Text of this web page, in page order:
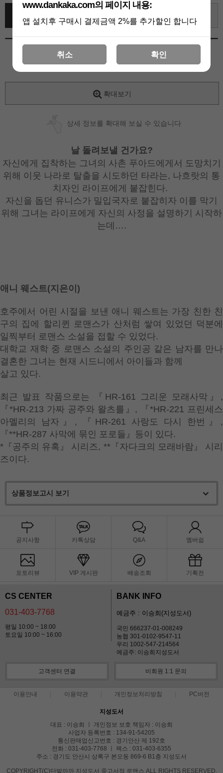
확대보기
상세 정보를 확대해 보실 수 있습니다
날 돌려보낼 건가요?
자신에게 집착하는 그녀의 사촌 푸아드에게서 도망치기
위해 이웃 나라로 탈출을 시도하던 타라는, 나흐랏의 통
치자인 라이프에게 붙잡힌다.
자신을 돕던 유니스가 밀입국자로 붙잡히자 이를 막기
위해 그녀는 라이프에게 자신의 사정을 설명하기 시작하
는데….
애니 웨스트(지은이)
호주에서 어린 시절을 보낸 애니 웨스트는 가장 친한 친
구의 집에 할리퀸 로맨스가 산처럼 쌓여 있었던 덕분에
일찍부터 로맨스 소설을 접할 수 있었다.
대학교 재학 중 로맨스 소설의 주인공 같은 남자를 만나
결혼한 그녀는 현재 시드니에서 아이들과 함께
살고 있다.
최근 발표 작품으로는 『HR-161 그리운 모래사막』,
『*HR-213 가짜 공주와 왈츠를』, 『*HR-221 프린세스
아멜리의 남자』, 『HR-261 사랑도 다시 한번』,
『**HR-287 사막에 묶인 포로들』등이 있다.
*『공주의 유혹』 시리즈, **『자다크의 모래바람』 시리
즈이다.
상품정보고시 보기
공지사항 카톡상담 Q&A 멤버쉽
포토리뷰 VIP 게시판 배송조회 기획전
CS CENTER
031-403-7768
평일 10:00 ~ 18:00
토요일 10:00 ~ 16:00
BANK INFO
예금주 : 이승희(지성도서)
국민 666237-01-008249
농협 301-0102-9547-11
우리 1002-547-214564
예금주: 이승희지성도서
고객센터 연결 비회원 1:1 문의
이용안내 이용약관 개인정보처리방침 PC버전
지성도서
대표 : 이승희 ㅣ 개인정보 보호 책임자 : 이승희
사업자 등록번호 : 134-91-54205
통신판매업신고번호 : 경기안산 제 192호
전화 : 031-403-7768 ㅣ 팩스 : 031-403-6355
주소 : 경기도 안산시 상록구 본오동 869-6 B1층 지성도서
COPYRIGHT(C)단발까까 지성도서 중고서점 로맨스 ALL RIGHTS RESERVED.
www.dankaka.com의 페이지 내용:
앱 설치후 구매시 결제금액 2%를 추가할인 합니다
취소 확인